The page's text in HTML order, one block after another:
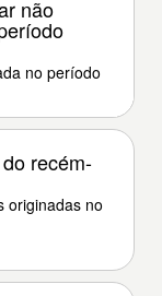
não
no período
recém-
originadas no